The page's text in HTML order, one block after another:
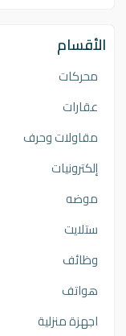
الأقسام
محركات
عقارات
مقاولات وحرف
إلكترونيات
موضه
ستلايت
وظائف
هواتف
اجهزة منزلية